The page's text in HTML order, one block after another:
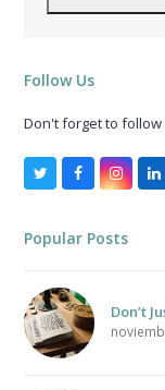
Follow Us
Don't forget to
TwitterFacebook
Popular Posts
Don’t